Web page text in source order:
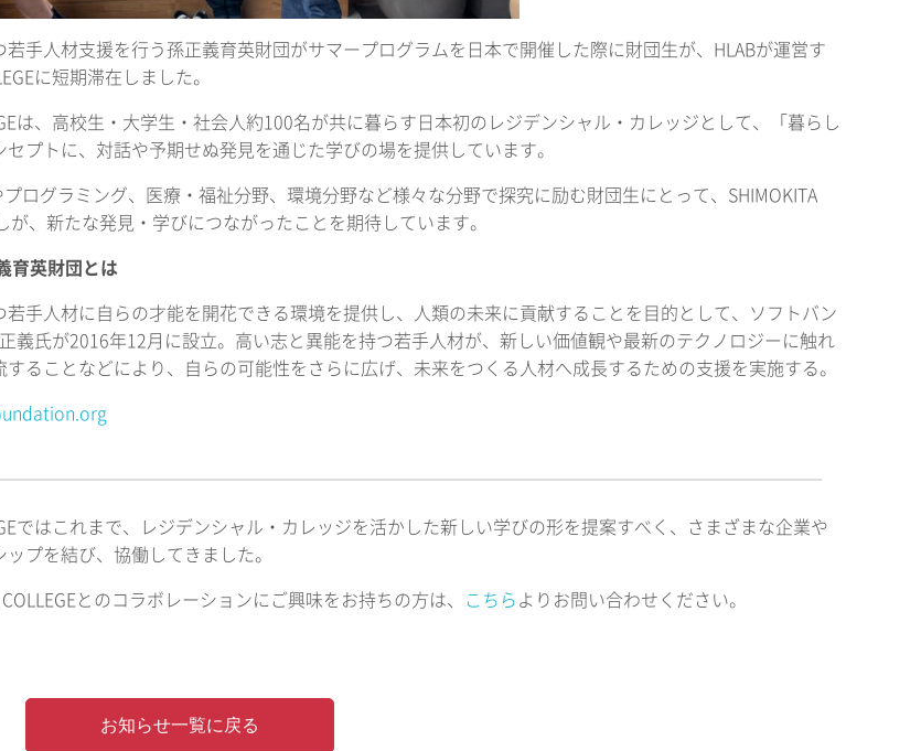
若手人材支援を行う孫正義育英財団がサマープログラムを日本で開催した際に財団生が、HLABが運営す
に短期滞在しました。
は、高校生・大学生・社会人約100名が共に暮らす日本初のレジデンシャル・カレッジとして、「暮らし
セプトに、対話や予期せぬ発見を通じた学びの場を提供しています。
ログラミング、医療・福祉分野、環境分野など様々な分野で探究に励む財団生にとって、SHIMOKITA
が、新たな発見・学びにつながったことを期待しています。
育英財団とは
若手人材に自らの才能を開花できる環境を提供し、人類の未来に貢献することを目的として、ソフトバン
義氏が2016年12月に設立。高い志と異能を持つ若手人材が、新しい価値観や最新のテクノロジーに触れ
することなどにより、自らの可能性をさらに広げ、未来をつくる人材へ成長するための支援を実施する。
ではこれまで、レジデンシャル・カレッジを活かした新しい学びの形を提案すべく、さまざまな企業や
ップを結び、協働してきました。
COLLEGEとのコラボレーションにご興味をお持ちの方は、 こちら よりお問い合わせください。
お知らせ一覧に戻る